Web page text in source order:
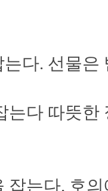
다. 선물
는다 따뜻
잡는다. 호